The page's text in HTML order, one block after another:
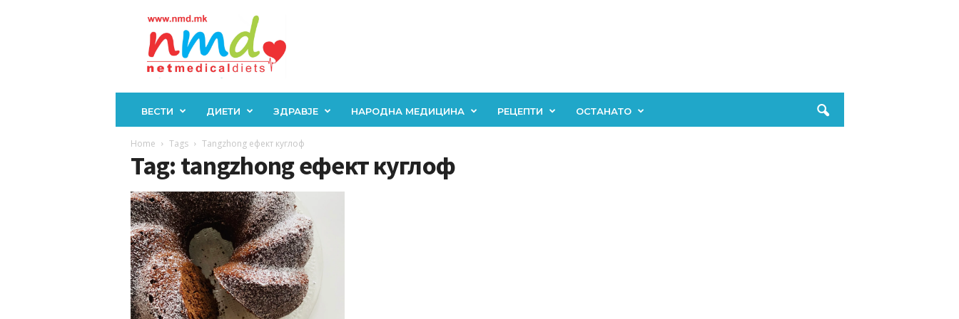
ВЕСТИ ДИЕТИ ЗДРАВЈЕ НАРОДНА МЕДИЦИНА РЕЦЕПТИ ОСТАНАТО
Home Tags Tangzhong ефект куглоф
Tag: tangzhong ефект куглоф